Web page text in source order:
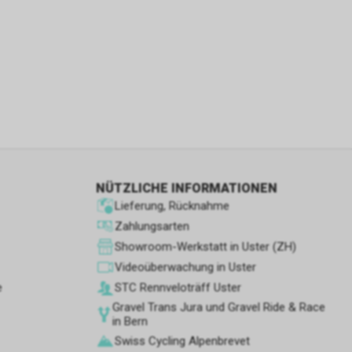
NÜTZLICHE INFORMATIONEN
Lieferung, Rücknahme
Zahlungsarten
Showroom-Werkstatt in Uster (ZH)
Videoüberwachung in Uster
STC Rennve­loträff Uster
Gravel Trans Jura und Gravel Ride & Race
in Bern
Swiss Cycling Alpenbrevet
wir noch